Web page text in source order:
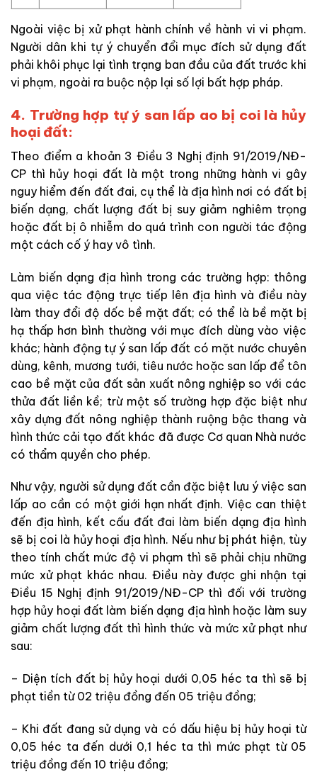
Ngoài việc bị xử phạt hành chính về hành vi vi phạm.
Người dân khi tự ý chuyển đổi mục đích sử dụng đất
phải khôi phục lại tình trạng ban đầu của đất trước khi
vi phạm, ngoài ra buộc nộp lại số lợi bất hợp pháp.
4. Trường hợp tự ý san lấp ao bị coi là hủy
hoại đất:
Theo điểm a khoản 3 Điều 3 Nghị định 91/2019/NĐ-
CP thì hủy hoại đất là một trong những hành vi gây
nguy hiểm đến đất đai, cụ thể là địa hình nơi có đất bị
biến dạng, chất lượng đất bị suy giảm nghiêm trọng
hoặc đất bị ô nhiễm do quá trình con người tác động
một cách cố ý hay vô tình.
Làm biến dạng địa hình trong các trường hợp: thông
qua việc tác động trực tiếp lên địa hình và điều này
làm thay đổi độ dốc bề mặt đất; có thể là bề mặt bị
hạ thấp hơn bình thường với mục đích dùng vào việc
khác; hành động tự ý san lấp đất có mặt nước chuyên
dùng, kênh, mương tưới, tiêu nước hoặc san lấp để tôn
cao bề mặt của đất sản xuất nông nghiệp so với các
thửa đất liền kề; trừ một số trường hợp đặc biệt như
xây dựng đất nông nghiệp thành ruộng bậc thang và
hình thức cải tạo đất khác đã được Cơ quan Nhà nước
có thẩm quyền cho phép.
Như vậy, người sử dụng đất cần đặc biệt lưu ý việc san
lấp ao cần có một giới hạn nhất định. Việc can thiệt
đến địa hình, kết cấu đất đai làm biến dạng địa hình
sẽ bị coi là hủy hoại địa hình. Nếu như bị phát hiện, tùy
theo tính chất mức độ vi phạm thì sẽ phải chịu những
mức xử phạt khác nhau. Điều này được ghi nhận tại
Điều 15 Nghị định 91/2019/NĐ-CP thì đối với trường
hợp hủy hoại đất làm biến dạng địa hình hoặc làm suy
giảm chất lượng đất thì hình thức và mức xử phạt như
sau:
– Diện tích đất bị hủy hoại dưới 0,05 héc ta thì sẽ bị
phạt tiền từ 02 triệu đồng đến 05 triệu đồng;
– Khi đất đang sử dụng và có dấu hiệu bị hủy hoại từ
0,05 héc ta đến dưới 0,1 héc ta thì mức phạt từ 05
triệu đồng đến 10 triệu đồng;